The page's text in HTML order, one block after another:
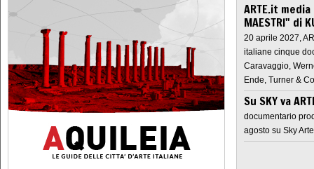
ARTE.it
MAESTRI" di
20 aprile 2027,
italiane cinque
Caravaggio,
Ende, Turner &
Su SKY va
documentario
agosto su Sky Arte